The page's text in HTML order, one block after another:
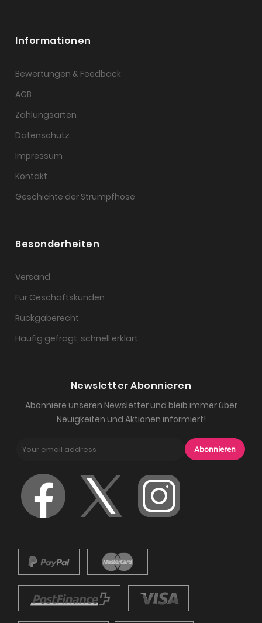
Informationen
Bewertungen & Feedback
AGB
Zahlungsarten
Datenschutz
Impressum
Kontakt
Geschichte der Strumpfhose
Besonderheiten
Versand
Für Geschäftskunden
Rückgaberecht
Häufig gefragt, schnell erklärt
Newsletter Abonnieren
Abonniere unseren Newsletter und bleib immer über
Neuigkeiten und Aktionen informiert!
Abonnieren